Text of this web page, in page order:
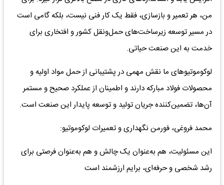
من، هر تعمیر و بازسازی، فقط یک کار فنی نیست، بلکه گامی است
در مسیر توسعه زیرساخت‌های حمل‌ونقل کشور و افتخاری برای
خدمت به این صنعت حیاتی.
لوکوموتیوهای ما نقش مهمی در پشتیبانی از حمل مواد اولیه و
محصولات فولاد مبارکه دارند و اطمینان از عملکرد صحیح و مستمر
آن‌ها، تضمین‌کننده جریان تولید و توسعه پایدار این صنعت است.
محمد فروغی، فورمن نگهداری و تعمیرات لوکوموتیو:
این مسئولیت، هم به‌عنوان یک چالش و هم به‌عنوان فرصتی برای
رشد شخصی و حرفه‌ای، برایم ارزشمند است